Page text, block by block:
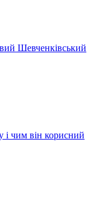
Шевченківський
і чим він корисний